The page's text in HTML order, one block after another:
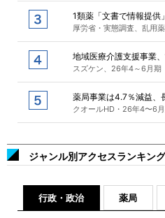
1類薬「文書で情報提供
厚労省・実態調査、乱用
地域医療介護支援事業
スズケン、26年4～6月期
薬局事業は4.7％減益、
クオールHD・26年4〜6
ジャンル別アクセスランキング
行政・政治 薬局